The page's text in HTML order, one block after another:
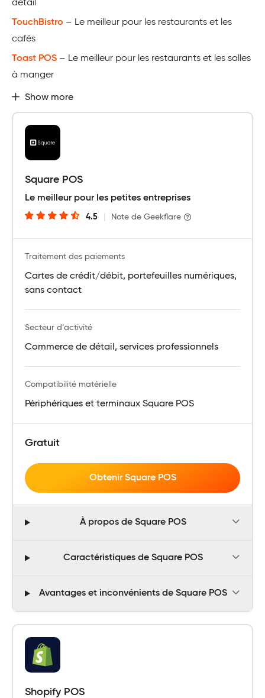
détail
TouchBistro – Le meilleur pour les restaurants et les
cafés
Toast POS – Le meilleur pour les restaurants et les salles
à manger
Show more
Square POS
Le meilleur pour les petites entreprises
4.5 Note de Geekflare
Traitement des paiements
Cartes de crédit/débit, portefeuilles numériques,
sans contact
Secteur d’activité
Commerce de détail, services professionnels
Compatibilité matérielle
Périphériques et terminaux Square POS
Gratuit
Obtenir Square POS
À propos de Square POS
Caractéristiques de Square POS
Avantages et inconvénients de Square POS
Shopify POS